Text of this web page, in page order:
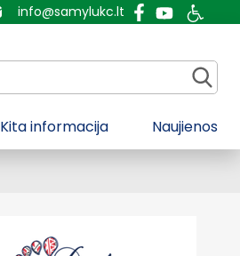
info@samylukc.lt
Kita informacija Naujienos